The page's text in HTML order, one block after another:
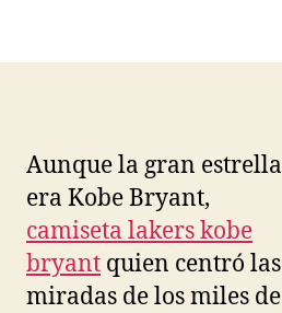
Aunque la gran estrella
era Kobe Bryant,
camiseta lakers kobe
bryant quien centró las
miradas de los miles de